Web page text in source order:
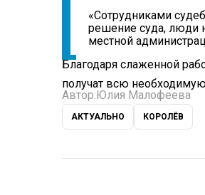
«Сотрудниками
решение суда, люди
местной
Благодаря слаженной
получат всю
Автор: Юлия Малофеева
АКТУАЛЬНО КОРОЛЁВ